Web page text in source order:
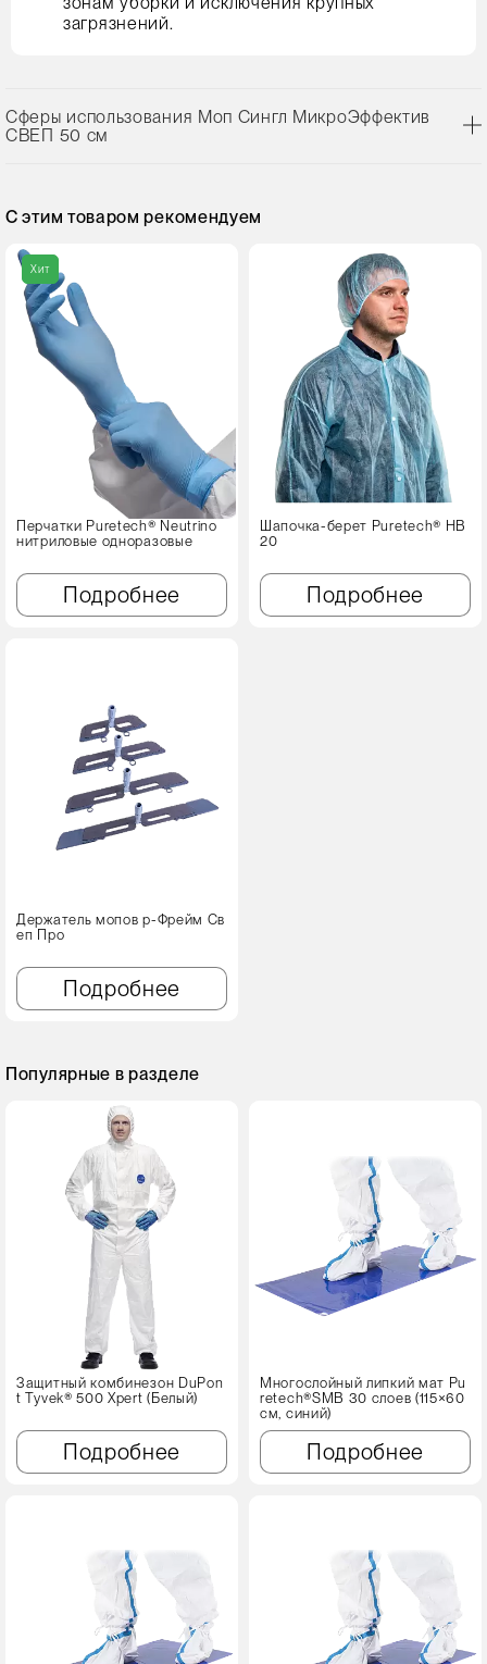
загрязнений.
Сферы использования Моп Сингл МикроЭффектив
СВЕП 50 см
С этим товаром рекомендуем
Хит
Перчатки Puretech® Neutrino
нитриловые одноразовые
Подробнее
Шапочка-берет Puretech® HB
20
Подробнее
Держатель мопов р-Фрейм Св
еп Про
Подробнее
Популярные в разделе
Защитный комбинезон DuPon
t Tyvek® 500 Xpert (Белый)
Подробнее
Многослойный липкий мат Pu
retech®SMB 30 слоев (115×60
см, синий)
Подробнее